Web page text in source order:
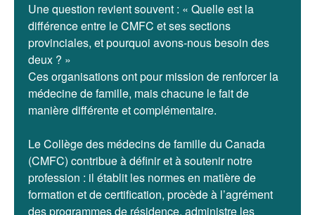
Une question revient souvent : « Quelle est la
différence entre le CMFC et ses sections
provinciales, et pourquoi avons-nous besoin des
deux ? »
Ces organisations ont pour mission de renforcer la
médecine de famille, mais chacune le fait de
manière différente et complémentaire.
Le Collège des médecins de famille du Canada
(CMFC) contribue à définir et à soutenir notre
profession : il établit les normes en matière de
formation et de certification, procède à l’agrément
des programmes de résidence, administre les